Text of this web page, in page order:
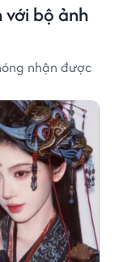
với bộ ảnh
nhận được